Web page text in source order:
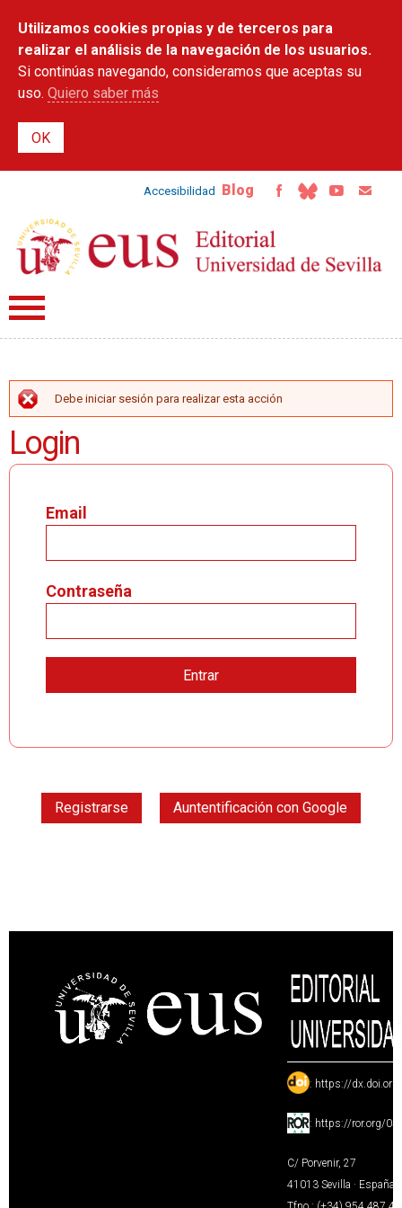
contenido
principal
Utilizamos cookies propias y de terceros para
realizar el análisis de la navegación de los usuarios.
Si continúas navegando, consideramos que aceptas su
uso. Quiero saber más
Accesibilidad Blog
MENSAJE DE ERROR
Debe iniciar sesión para realizar esta acción
Login
Email
Contraseña
Registrarse Auntentificación con Google
: https://
: https://ror.org/
C/ Porvenir, 27
41013 Sevilla · España